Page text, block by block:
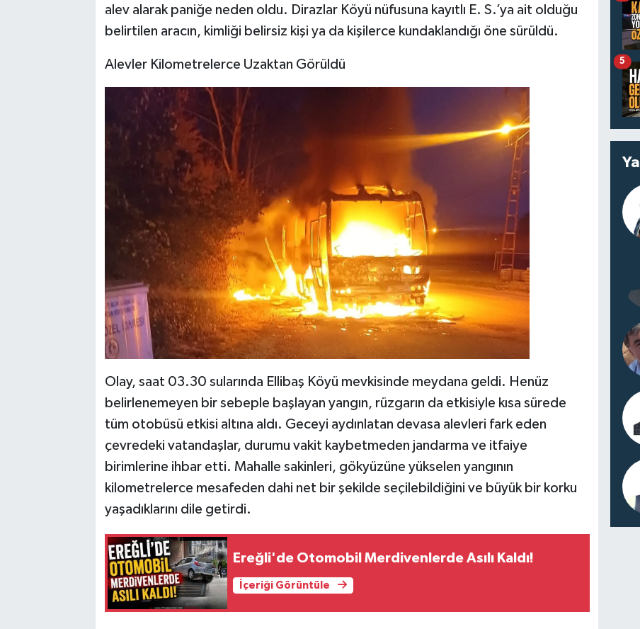
alev alarak paniğe neden oldu. Dirazlar Köyü nüfusuna kayıtlı E. S.’ya ait olduğu
belirtilen aracın, kimliği belirsiz kişi ya da kişilerce kundaklandığı öne sürüldü.
Alevler Kilometrelerce Uzaktan Görüldü
Olay, saat 03.30 sularında Ellibaş Köyü mevkisinde meydana geldi. Henüz
belirlenemeyen bir sebeple başlayan yangın, rüzgarın da etkisiyle kısa sürede
tüm otobüsü etkisi altına aldı. Geceyi aydınlatan devasa alevleri fark eden
çevredeki vatandaşlar, durumu vakit kaybetmeden jandarma ve itfaiye
birimlerine ihbar etti. Mahalle sakinleri, gökyüzüne yükselen yangının
kilometrelerce mesafeden dahi net bir şekilde seçilebildiğini ve büyük bir korku
yaşadıklarını dile getirdi.
Ereğli'de Otomobil Merdivenlerde Asılı Kaldı!
İçeriği Görüntüle
5